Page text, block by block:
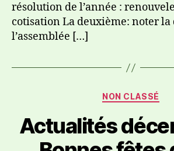
résolution de l’année :
cotisation La deuxième: noter la
l’assemblée […]
NON CLASSÉ
Actualités